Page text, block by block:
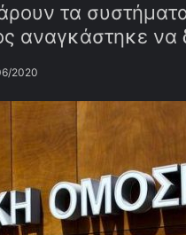
τα
αναγκάστηκε να
2020